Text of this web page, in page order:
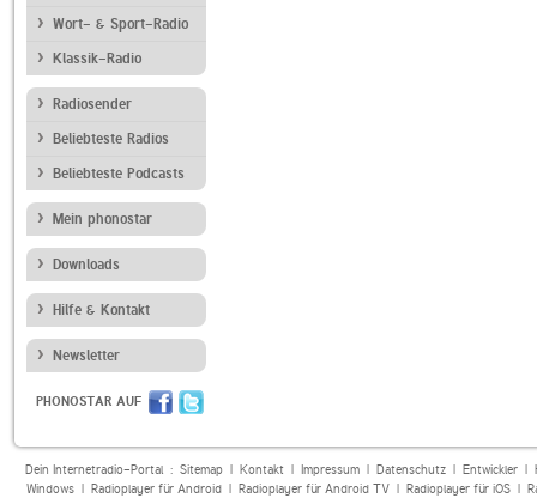
Wort- & Sport-Radio
Klassik-Radio
Radiosender
Beliebteste Radios
Beliebteste Podcasts
Mein phonostar
Downloads
Hilfe & Kontakt
Newsletter
PHONOSTAR AUF
Dein Internetradio-Portal : Sitemap| Kontakt| Impressum| Datenschutz| Entwickler|
Windows| Radioplayer für Android| Radioplayer für Android TV| Radioplayer für iOS|